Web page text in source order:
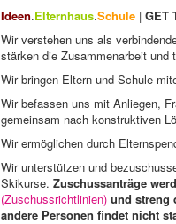
Ideen.Elternhaus.Schule | GET
Wir verstehen uns als
stärken die Zusammenarbeit und
Wir bringen Eltern und Schule
Wir befassen uns mit Anliegen,
gemeinsam nach konstruktiven
Wir ermöglichen durch
Wir unterstützen und
Skikurse. Zuschussanträge
(Zuschussrichtlinien) und streng
andere Personen findet nicht